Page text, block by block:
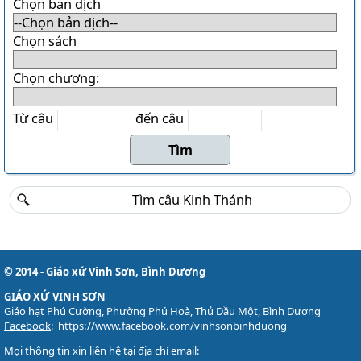
Danh sách khu Bảo Lộc
THÁNH CA
Download LỜI BÀI HÁT
Danh sách bài hát MP3
Danh sách Album
Tải về (file pdf và encore)
Lịch sử Giáo xứ
Đôi nét về Giáo xứ ...
Chọn bản dịch
Chọn sách
Chọn chương:
Từ câu đến câu
© 2014 - Giáo xứ Vinh Sơn, Bình Dương
GIÁO XỨ VINH SƠN
Giáo hạt Phú Cường, Phường Phú Hoà, Thủ Dầu Một, Bình Dương
Facebook: https://www.facebook.com/vinhsonbinhduong
Mọi thông tin xin liên hệ tại địa chỉ email: